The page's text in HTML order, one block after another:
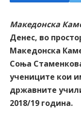
Македонска
Денес, во
Македонска
Соња
учениците кои
државните
2018/19 година.